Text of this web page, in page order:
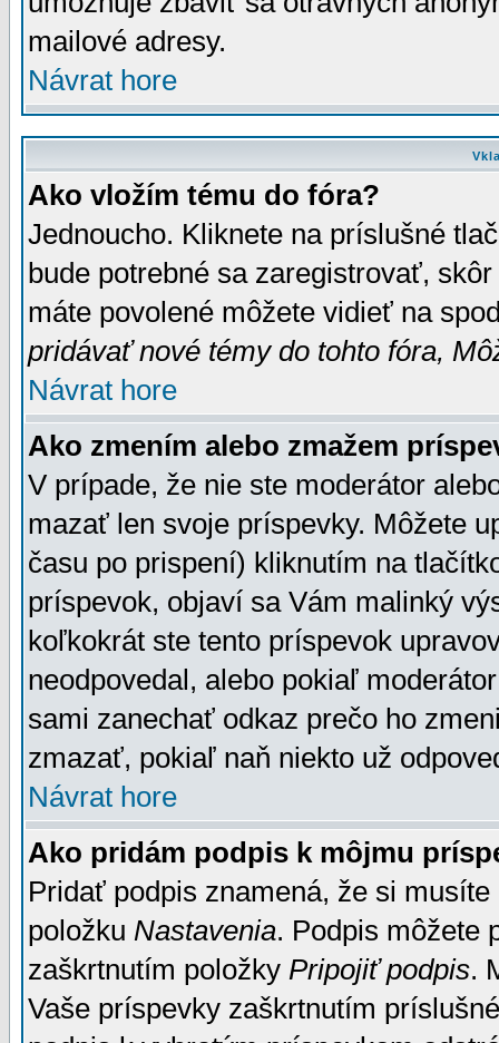
mailové adresy.
Návrat hore
Ako vložím tému do fóra?
Jednoucho. Kliknete na príslušné
bude potrebné sa zaregistrovať,
máte povolené môžete vidieť na
pridávať nové témy do tohto fóra,
Návrat hore
Ako zmením alebo zmažem
V prípade, že nie ste moderátor
mazať len svoje príspevky. Môžete
času po prispení) kliknutím na
príspevok, objaví sa Vám malinký
koľkokrát ste tento príspevok
neodpovedal, alebo pokiaľ
sami zanechať odkaz prečo ho
zmazať, pokiaľ naň niekto už
Návrat hore
Ako pridám podpis k môjmu
Pridať podpis znamená, že si
položku Nastavenia. Podpis môžete
zaškrtnutím položky Pripojiť podpis.
Vaše príspevky zaškrtnutím